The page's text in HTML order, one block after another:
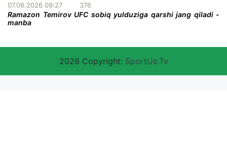
07.08.2026 09:27 376
Ramazon Temirov UFC sobiq yulduziga qarshi jang qiladi -
manba
2026 Copyright: SportUz.Tv